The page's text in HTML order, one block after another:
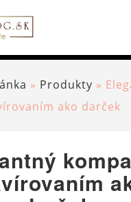
» Produkty »
ako darček